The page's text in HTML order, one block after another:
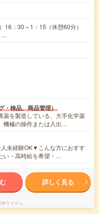
16：30～1：15（休憩60分）
…
・検品、商品管理）
薬を製造している、大手化学薬
機械の操作または入出…
未経験OK▼こんな方におすす
い・高時給を希望・…
詳しく見る
ケイテム